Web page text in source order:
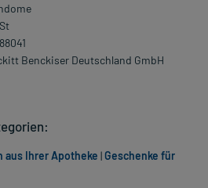
Benckiser Deutschland GmbH
aus Ihrer Apotheke |Geschenke für